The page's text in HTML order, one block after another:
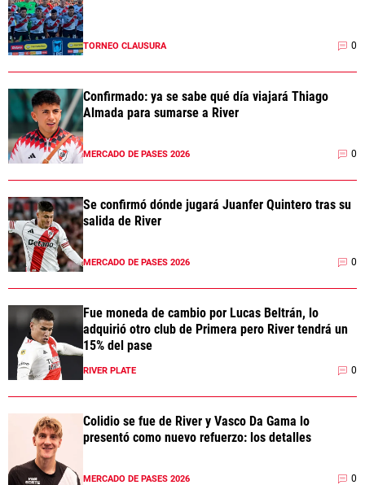
TORNEO CLAUSURA 0
Confirmado: ya se sabe qué día viajará Thiago
Almada para sumarse a River
MERCADO DE PASES 2026 0
Se confirmó dónde jugará Juanfer Quintero tras su
salida de River
MERCADO DE PASES 2026 0
Fue moneda de cambio por Lucas Beltrán, lo
adquirió otro club de Primera pero River tendrá un
15% del pase
RIVER PLATE 0
Colidio se fue de River y Vasco Da Gama lo
presentó como nuevo refuerzo: los detalles
MERCADO DE PASES 2026 0